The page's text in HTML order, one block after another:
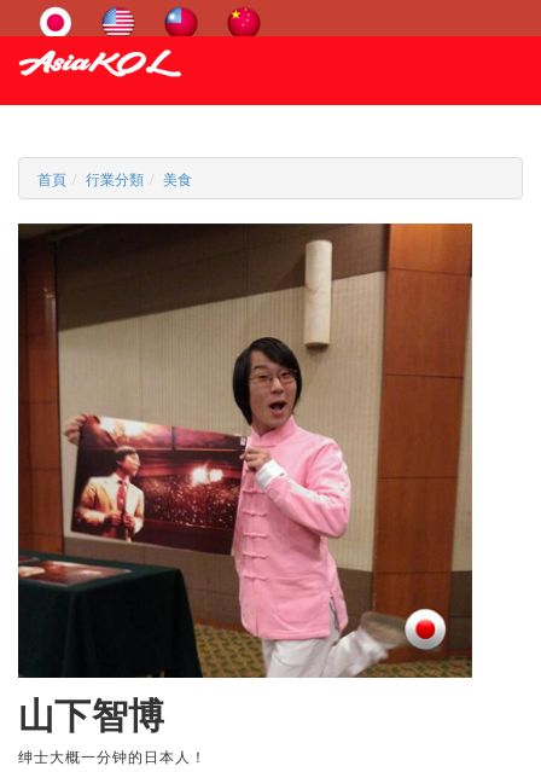
首頁 行業分類 美食
山下智博
绅士大概一分钟的日本人！